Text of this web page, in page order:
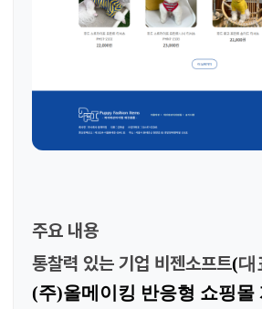
주요 내용
통찰력 있는 기업 비젠소프트(대
(주)올메이킹 반응형 쇼핑몰